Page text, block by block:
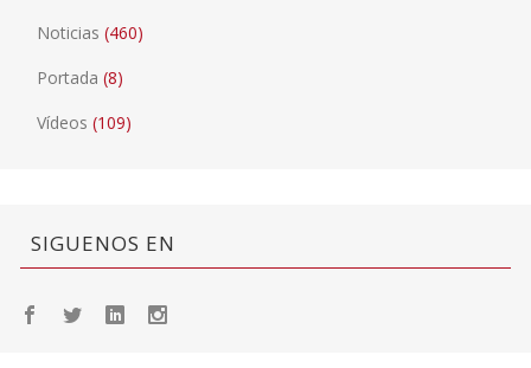
Noticias (460)
Portada (8)
Vídeos (109)
SIGUENOS EN